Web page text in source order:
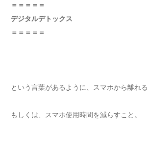
＝＝＝＝＝
デジタルデトックス
＝＝＝＝＝
という言葉があるように、スマホから離れる
もしくは、スマホ使用時間を減らすこと。